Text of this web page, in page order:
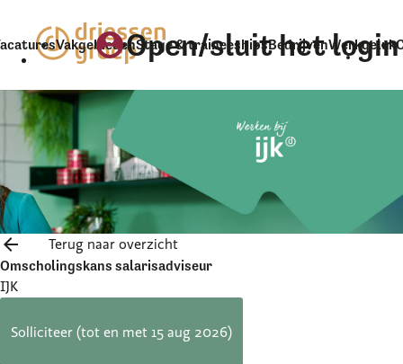
VakgebiedenStage & traineeshipsBedrijvenWerkgeluk
account_circleOpen/sluit het
arrow_back
Terug naar overzicht
Omscholingskans salarisadviseur
IJK
Solliciteer (tot en met 15 aug 2026)